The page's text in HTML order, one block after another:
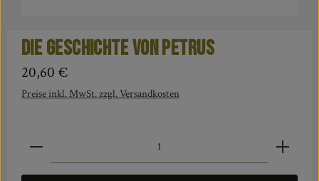
Die Geschichte von Petrus
Regulärer Preis:
20,60 €
Preise inkl. MwSt. zzgl. Versandkosten
Produkt Anzahl: Gib den gewünschten Wert ein oder